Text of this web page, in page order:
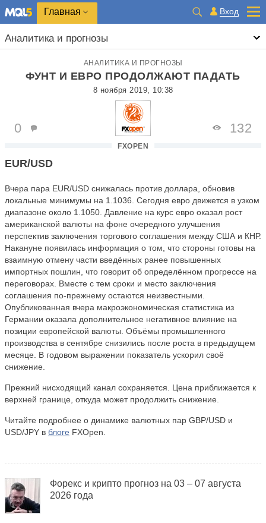
Главная Вход
Аналитика и прогнозы
АНАЛИТИКА И ПРОГНОЗЫ
ФУНТ И ЕВРО ПРОДОЛЖАЮТ ПАДАТЬ
8 ноября 2019, 10:38
FXOPEN
0 132
EUR/USD
Вчера пара EUR/USD снижалась против доллара, обновив
локальные минимумы на 1.1036. Сегодня евро движется в узком
диапазоне около 1.1050. Давление на курс евро оказал рост
американской валюты на фоне очередного улучшения
перспектив заключения торгового соглашения между США и КНР.
Накануне появилась информация о том, что стороны готовы на
взаимную отмену части введённых ранее повышенных
импортных пошлин, что говорит об определённом прогрессе на
переговорах. Вместе с тем сроки и место заключения
соглашения по-прежнему остаются неизвестными.
Опубликованная вчера макроэкономическая статистика из
Германии оказала дополнительное негативное влияние на
позиции европейской валюты. Объёмы промышленного
производства в сентябре снизились после роста в предыдущем
месяце. В годовом выражении показатель ускорил своё
снижение.
Прежний нисходящий канал сохраняется. Цена приближается к
верхней границе, откуда может продолжить снижение.
Читайте подробнее о динамике валютных пар GBP/USD и
USD/JPY в блоге FXOpen.
Форекс и крипто прогноз на 03 – 07 августа
2026 года